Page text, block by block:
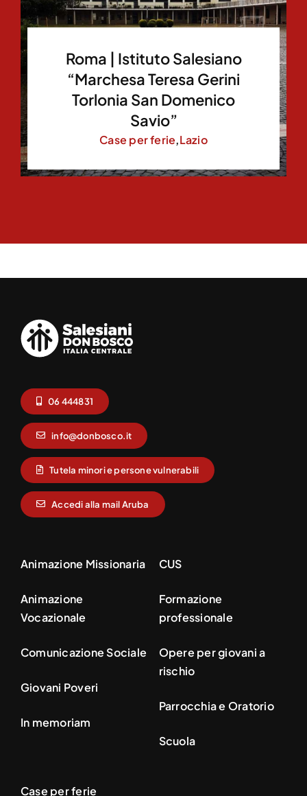
Roma | Istituto Salesiano
“Marchesa Teresa Gerini
Torlonia San Domenico
Savio”
Case per ferie,Lazio
06 444831
info@donbosco.it
Tutela minori e persone vulnerabili
Accedi alla mail Aruba
Animazione Missionaria
Animazione
Vocazionale
Comunicazione Sociale
Giovani Poveri
In memoriam
CUS
Formazione
professionale
Opere per giovani a
rischio
Parrocchia e Oratorio
Scuola
Case per ferie